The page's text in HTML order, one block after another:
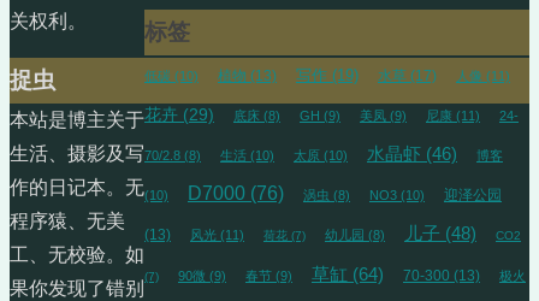
标签
低碳 (10) 植物 (13) 写作 (19) 水草 (17) 人像 (11)
花卉 (29) 底床 (8) GH (9) 美凤 (9) 尼康 (11) 24-
70/2.8 (8) 生活 (10) 太原 (10) 水晶虾 (46) 博客
(10) D7000 (76) 涡虫 (8) NO3 (10) 迎泽公园
(13) 风光 (11) 荷花 (7) 幼儿园 (8) 儿子 (48) CO2
(7) 90微 (9) 春节 (9) 草缸 (64) 70-300 (13) 极火
关权利。
捉虫
本站是博主关于
生活、摄影及写
作的日记本。无
程序猿、无美
工、无校验。如
果你发现了错别